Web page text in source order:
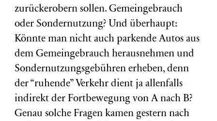
zurückerobern sollen. Gemeingebrauch
oder Sondernutzung? Und überhaupt:
Könnte man nicht auch parkende Autos aus
dem Gemeingebrauch herausnehmen und
Sondernutzungsgebühren erheben, denn
der “ruhende” Verkehr dient ja allenfalls
indirekt der Fortbewegung von A nach B?
Genau solche Fragen kamen gestern nach